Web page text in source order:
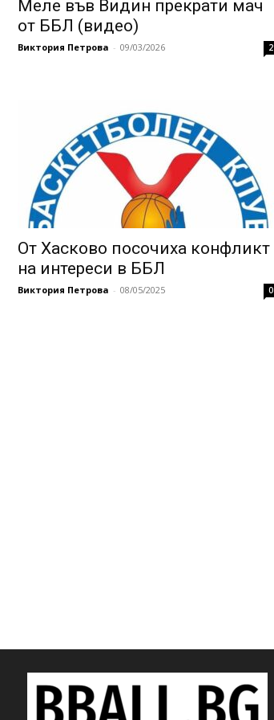
Меле във Видин прекрати мач
от ББЛ (видео)
Виктория Петрова - 09/03/2026 2
От Хасково посочиха конфликт
на интереси в ББЛ
Виктория Петрова - 08/05/2025 0